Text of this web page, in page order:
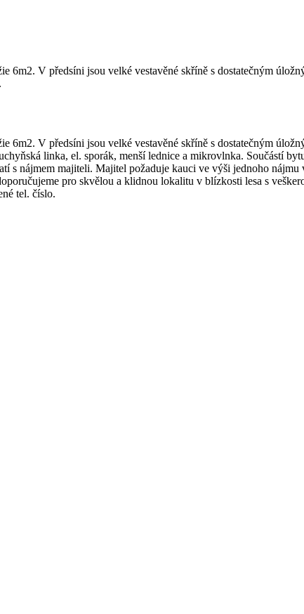
V předsíni jsou velké vestavěné skříně s dostatečným
V předsíni jsou velké vestavěné skříně s dostatečným
linka, el. sporák, menší lednice a mikrovlnka. Součástí
s nájmem majiteli. Majitel požaduje kauci ve výši jednoho nájmu
pro skvělou a klidnou lokalitu v blízkosti lesa s
tel. číslo.